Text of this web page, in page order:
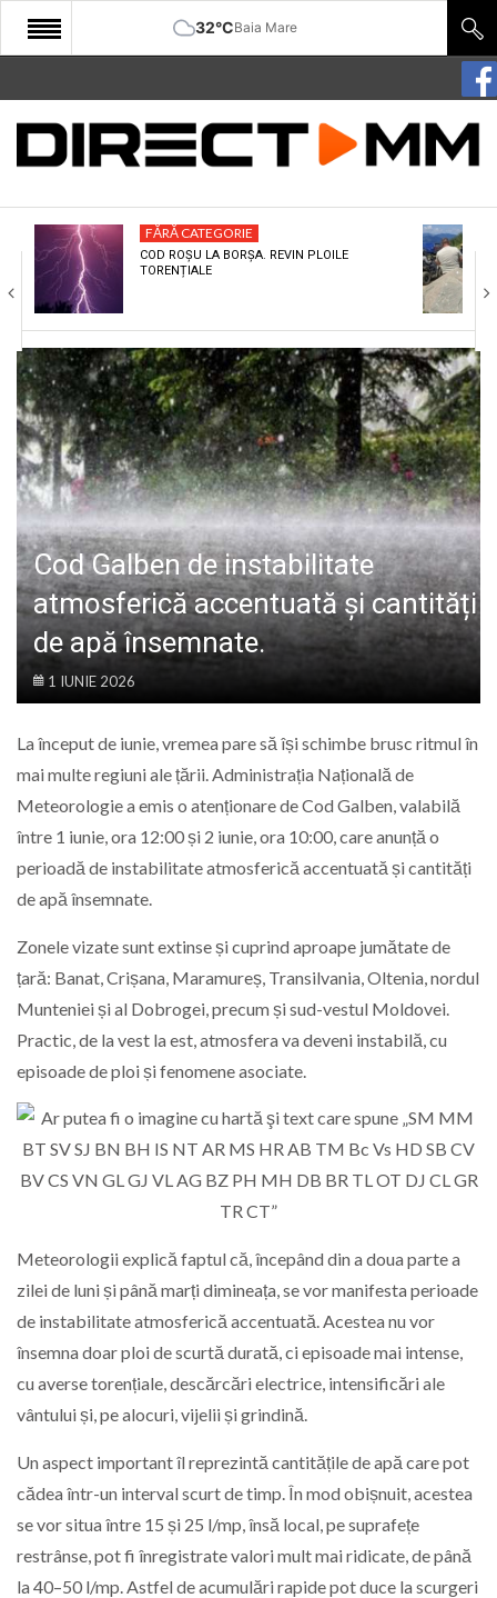
32°CBaia Mare
START
COMUNITATE
CULTURA
ECONOMIE
SANATATE
SPORT
SPECIAL
POLITIC
LIFE
FĂRĂ CATEGORIE
COD ROȘU LA BORȘA. REVIN PLOILE
TORENȚIALE
Cod Galben de instabilitate
atmosferică accentuată și cantități
de apă însemnate.
1 IUNIE 2026
La început de iunie, vremea pare să își schimbe brusc ritmul în
mai multe regiuni ale țării. Administrația Națională de
Meteorologie a emis o atenționare de Cod Galben, valabilă
între 1 iunie, ora 12:00 și 2 iunie, ora 10:00, care anunță o
perioadă de instabilitate atmosferică accentuată și cantități
de apă însemnate.
Zonele vizate sunt extinse și cuprind aproape jumătate de
țară: Banat, Crișana, Maramureș, Transilvania, Oltenia, nordul
Munteniei și al Dobrogei, precum și sud-vestul Moldovei.
Practic, de la vest la est, atmosfera va deveni instabilă, cu
episoade de ploi și fenomene asociate.
Meteorologii explică faptul că, începând din a doua parte a
zilei de luni și până marți dimineața, se vor manifesta perioade
de instabilitate atmosferică accentuată. Acestea nu vor
însemna doar ploi de scurtă durată, ci episoade mai intense,
cu averse torențiale, descărcări electrice, intensificări ale
vântului și, pe alocuri, vijelii și grindină.
Un aspect important îl reprezintă cantitățile de apă care pot
cădea într-un interval scurt de timp. În mod obișnuit, acestea
se vor situa între 15 și 25 l/mp, însă local, pe suprafețe
restrânse, pot fi înregistrate valori mult mai ridicate, de până
la 40–50 l/mp. Astfel de acumulări rapide pot duce la scurgeri